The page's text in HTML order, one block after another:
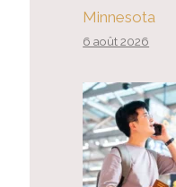
Minnesota
6 août 2026